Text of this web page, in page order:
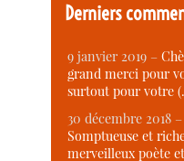
Derniers
9 janvier 2019 –
grand merci pour
surtout pour votre
30 décembre 2018
Somptueuse et
merveilleux poète